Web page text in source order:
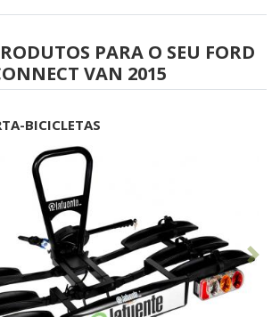
PARA O SEU FORD
VAN 2015
BICICLETAS